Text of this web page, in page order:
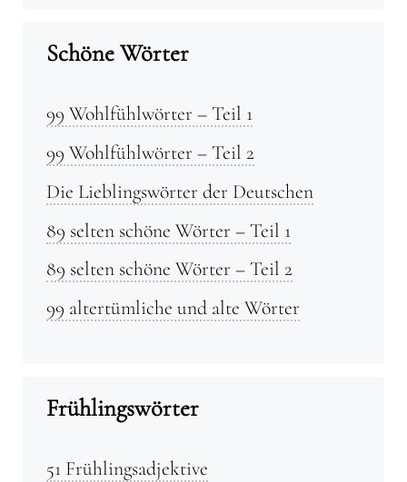
Schöne Wörter
99 Wohlfühlwörter – Teil 1
99 Wohlfühlwörter – Teil 2
Die Lieblingswörter der Deutschen
89 selten schöne Wörter – Teil 1
89 selten schöne Wörter – Teil 2
99 altertümliche und alte Wörter
Frühlingswörter
51 Frühlingsadjektive